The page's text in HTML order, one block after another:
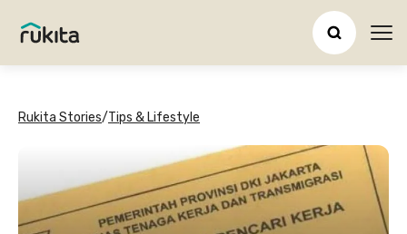
Rukita Stories/Tips & Lifestyle